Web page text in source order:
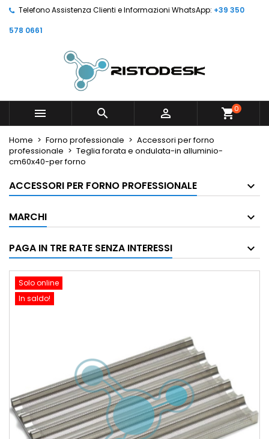
Telefono Assistenza Clienti e Informazioni WhatsApp: +39 350
578 0661
   shopping_cart0
Home Forno professionale
Accessori per forno
professionale
Teglia forata e ondulata-in alluminio-
cm60x40-per forno
ACCESSORI PER FORNO PROFESSIONALE
MARCHI
PAGA IN TRE RATE SENZA INTERESSI
Solo online
In saldo!